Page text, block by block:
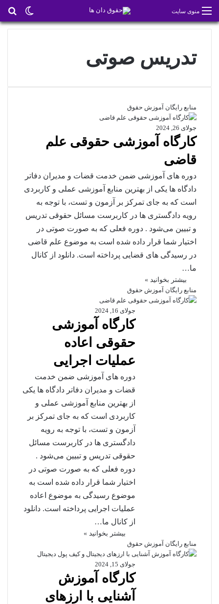
تغییر منوی سایت
تدریس صوتی
منابع رایگان آموزش حقوق
جولای 26, 2024
کارگاه آموزشی حقوقی علم
قاضی
دوره های آموزشی ضمن خدمت قضات و مدیران دفاتر
دادگاه ها یکی از بهترین منابع آموزشی عملی و کاربردی
است که به جای تمرکز بر آزمون و تست، با توجه به
رویه دادگستری ها در کاربرست مسائل حقوقی تدریس
و تبیین می‌شود . دوره فعلی که به صورت صوتی در
اختیار شما قرار داده شده است به موضوع علم قاضی
در رسیدگی های قضایی پرداخته است. دانلود از کانال
ما…
بیشتر بخوانید »
منابع رایگان آموزش حقوق
جولای 16, 2024
کارگاه آموزشی
حقوقی اعاده
عملیات اجرایی
دوره های آموزشی ضمن خدمت
قضات و مدیران دفاتر دادگاه ها یکی
از بهترین منابع آموزشی عملی و
کاربردی است که به جای تمرکز بر
آزمون و تست، با توجه به رویه
دادگستری ها در کاربرست مسائل
حقوقی تدریس و تبیین می‌شود .
دوره فعلی که به صورت صوتی در
اختیار شما قرار داده شده است به
موضوع رسیدگی به موضوع اعاده
عملیات اجرایی پرداخته است. دانلود
از کانال ما…
بیشتر بخوانید »
منابع رایگان آموزش حقوق
جولای 15, 2024
کارگاه آموزش
آشنایی با ارزهای